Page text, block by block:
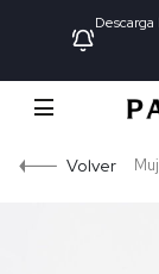
Volver